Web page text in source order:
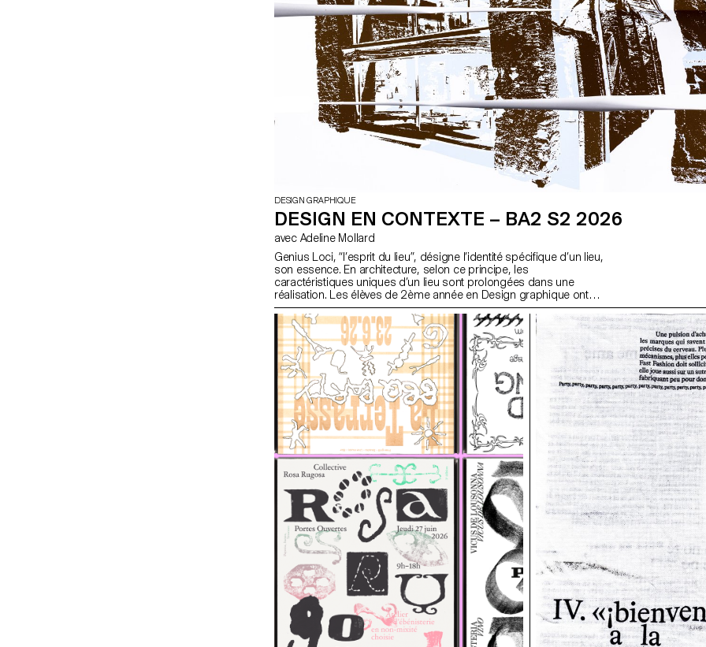
DESIGN GRAPHIQUE
DESIGN EN CONTEXTE – BA2 S2 2026
avec Adeline Mollard
Genius Loci, “l’esprit du lieu”, désigne l’identité spécifique d’un lieu,
son essence. En architecture, selon ce principe, les
caractéristiques uniques d’un lieu sont prolongées dans une
réalisation. Les élèves de 2ème année en Design graphique ont
travaillé sur une communication basée sur ce principe et sur la
réalisation architecturale qui s’y réfère afin d’en faire la promotion,
ou de prolonger la communication du lieu.